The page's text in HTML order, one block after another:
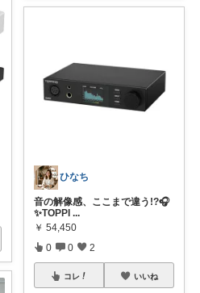
ひなち
音の解像感、ここまで違う!?🎧
✨TOPPI ...
￥ 54,450
0 0 2
コレ いいね